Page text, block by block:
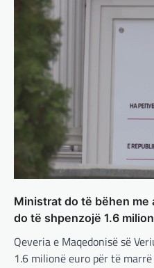
Ministrat do të bëhen me
do të shpenzojë 1.6
Qeveria e Maqedonisë së
1.6 milionë euro për të
BOTA,LAJME,
Çka
Pas takimit
francezët
plan paqeje
BOTA,
MË TË FUNDIT
TOP
Trump